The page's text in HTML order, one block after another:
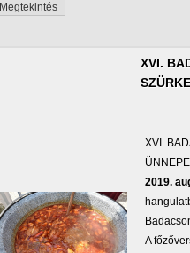
Megtekintés
XVI.
XVI.
ÜNNEPE
2019.
A